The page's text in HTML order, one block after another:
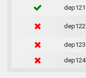
dep121
dep122
dep123
dep124